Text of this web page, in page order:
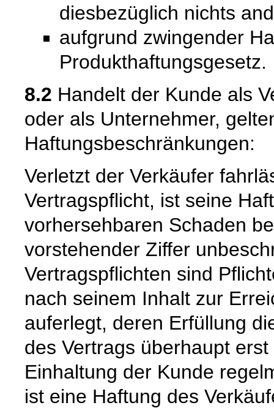
diesbezüglich nichts
aufgrund zwingender
Produkthaftungsgesetz.
8.2 Handelt der Kunde als
oder als Unternehmer,
Haftungsbeschränkungen:
Verletzt der Verkäufer
Vertragspflicht, ist seine
vorhersehbaren Schaden
vorstehender Ziffer
Vertragspflichten sind
nach seinem Inhalt zur
auferlegt, deren Erfüllung
des Vertrags überhaupt
Einhaltung der Kunde
ist eine Haftung des